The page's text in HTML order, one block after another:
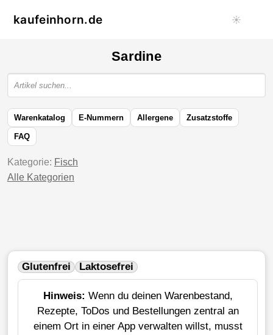
kaufeinhorn.de ☀️
Sardine
Warenkatalog E-Nummern Allergene Zusatzstoffe
FAQ
Kategorie: Fisch
Alle Kategorien
Glutenfrei Laktosefrei
Hinweis: Wenn du deinen Warenbestand,
Rezepte, ToDos und Bestellungen zentral an
einem Ort in einer App verwalten willst, musst